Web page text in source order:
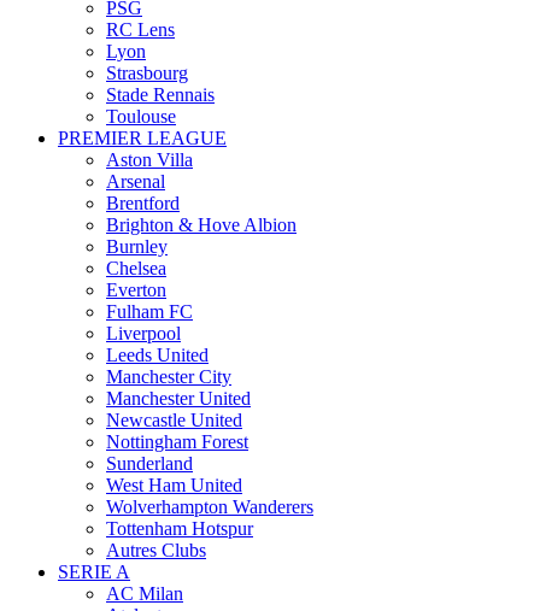
PSG
RC Lens
Lyon
Strasbourg
Stade Rennais
Toulouse
PREMIER LEAGUE
Aston Villa
Arsenal
Brentford
Brighton & Hove Albion
Burnley
Chelsea
Everton
Fulham FC
Liverpool
Leeds United
Manchester City
Manchester United
Newcastle United
Nottingham Forest
Sunderland
West Ham United
Wolverhampton Wanderers
Tottenham Hotspur
Autres Clubs
SERIE A
AC Milan